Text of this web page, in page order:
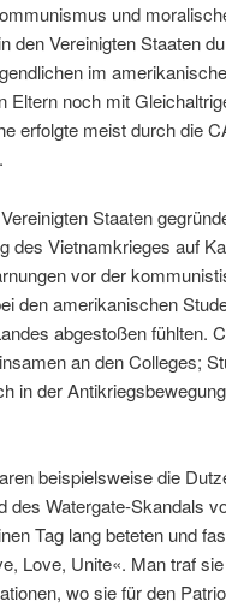
und
den Vereinigten Staaten
im
Eltern noch mit
erfolgte meist durch die
.
Staaten
des Vietnamkrieges auf
vor der
den amerikanischen
abgestoßen fühlten.
an den Colleges;
in der
beispielsweise die
des Watergate-Skandals
Tag lang beteten und
Love, Unite«. Man traf
wo sie für den